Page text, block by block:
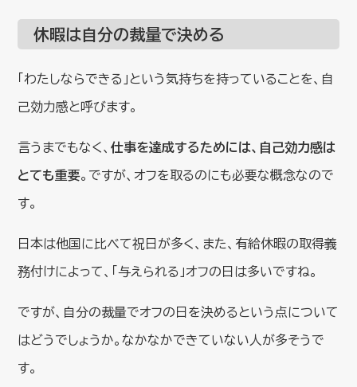
休暇は自分の裁量で決める
「わたしならできる」という気持ちを持っていることを、自
己効力感と呼びます。
言うまでもなく、仕事を達成するためには、自己効力感は
とても重要。ですが、オフを取るのにも必要な概念なので
す。
日本は他国に比べて祝日が多く、また、有給休暇の取得義
務付けによって、「与えられる」オフの日は多いですね。
ですが、自分の裁量でオフの日を決めるという点について
はどうでしょうか。なかなかできていない人が多そうで
す。